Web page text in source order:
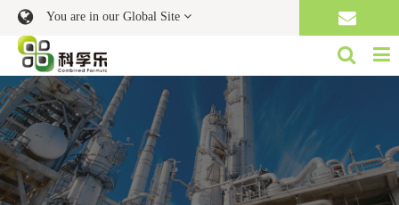
You are in our Global Site